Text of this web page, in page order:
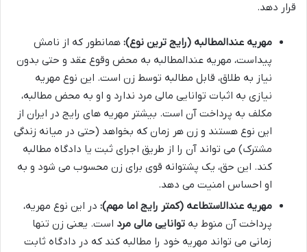
قرار دهد.
مهریه عندالمطالبه (رایج ترین نوع): همانطور که از نامش
پیداست، مهریه عندالمطالبه به محض وقوع عقد و حتی بدون
نیاز به طلاق، قابل مطالبه توسط زن است. این نوع مهریه
نیازی به اثبات توانایی مالی مرد ندارد و او به محض مطالبه،
مکلف به پرداخت آن است. بیشتر مهریه های رایج در ایران از
این نوع هستند و زن هر زمان که بخواهد (حتی در میانه زندگی
مشترک) می تواند آن را از طریق اجرای ثبت یا دادگاه مطالبه
کند. این حق، یک پشتوانه قوی برای زن محسوب می شود و به
او احساس امنیت می دهد.
مهریه عندالاستطاعه (کمتر رایج اما مهم): در این نوع مهریه،
پرداخت آن منوط به توانایی مالی مرد است. یعنی زن تنها
زمانی می تواند مهریه خود را مطالبه کند که در دادگاه ثابت